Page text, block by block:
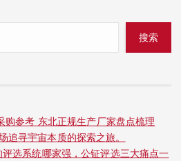
搜索
参考 东北正规生产厂家盘点梳理
追寻宇宙本质的探索之旅。
选系统哪家强，公钲评选三大痛点一